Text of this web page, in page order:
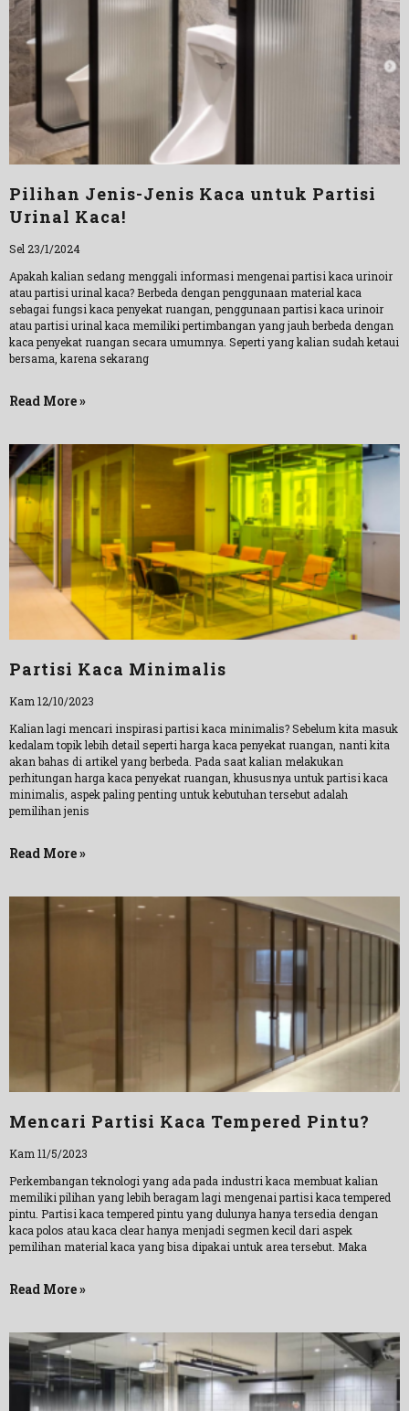
Pilihan Jenis-Jenis Kaca untuk Partisi
Urinal Kaca!
Sel 23/1/2024
Apakah kalian sedang menggali informasi mengenai partisi kaca urinoir
atau partisi urinal kaca? Berbeda dengan penggunaan material kaca
sebagai fungsi kaca penyekat ruangan, penggunaan partisi kaca urinoir
atau partisi urinal kaca memiliki pertimbangan yang jauh berbeda dengan
kaca penyekat ruangan secara umumnya. Seperti yang kalian sudah ketaui
bersama, karena sekarang
Read More »
Partisi Kaca Minimalis
Kam 12/10/2023
Kalian lagi mencari inspirasi partisi kaca minimalis? Sebelum kita masuk
kedalam topik lebih detail seperti harga kaca penyekat ruangan, nanti kita
akan bahas di artikel yang berbeda. Pada saat kalian melakukan
perhitungan harga kaca penyekat ruangan, khususnya untuk partisi kaca
minimalis, aspek paling penting untuk kebutuhan tersebut adalah
pemilihan jenis
Read More »
Mencari Partisi Kaca Tempered Pintu?
Kam 11/5/2023
Perkembangan teknologi yang ada pada industri kaca membuat kalian
memiliki pilihan yang lebih beragam lagi mengenai partisi kaca tempered
pintu. Partisi kaca tempered pintu yang dulunya hanya tersedia dengan
kaca polos atau kaca clear hanya menjadi segmen kecil dari aspek
pemilihan material kaca yang bisa dipakai untuk area tersebut. Maka
Read More »